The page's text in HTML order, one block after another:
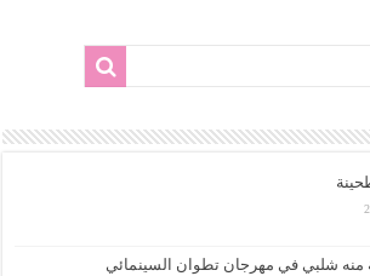
منه شلبي في مهرجان تطوان السينمائي